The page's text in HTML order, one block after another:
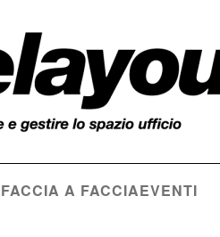
FACCIA A FACCIAEVENTI